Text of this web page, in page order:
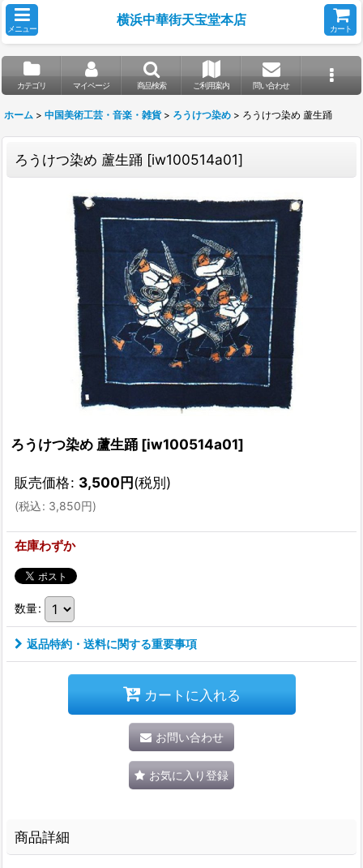
メニュー
横浜中華街天宝堂本店
カート
カテゴリ マイページ 商品検索 ご利用案内 問い合わせ
ホーム > 中国美術工芸・音楽・雑貨 > ろうけつ染め > ろうけつ染め 蘆生踊
ろうけつ染め 蘆生踊 [iw100514a01]
ろうけつ染め 蘆生踊 [iw100514a01]
販売価格: 3,500円(税別)
(税込: 3,850円)
在庫わずか
数量:
返品特約・送料に関する重要事項
カートに入れる
お問い合わせ
お気に入り登録
商品詳細